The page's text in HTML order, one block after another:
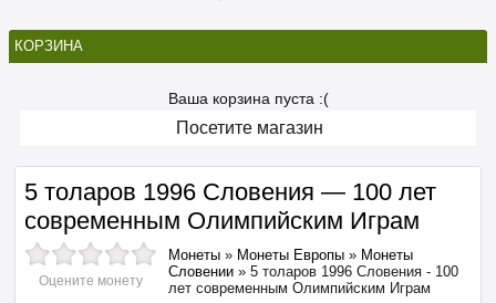
КОРЗИНА
Ваша корзина пуста :(
Посетите магазин
5 толаров 1996 Словения — 100 лет
современным Олимпийским Играм
Оцените монету
Монеты » Монеты Европы » Монеты
Словении » 5 толаров 1996 Словения - 100
лет современным Олимпийским Играм